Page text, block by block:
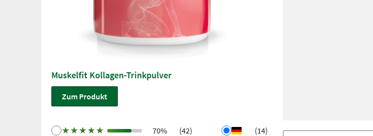
Muskelfit Kollagen-Trinkpulver
Zum Produkt
★ ★ ★ ★ ★ 70%
(42)
(14)